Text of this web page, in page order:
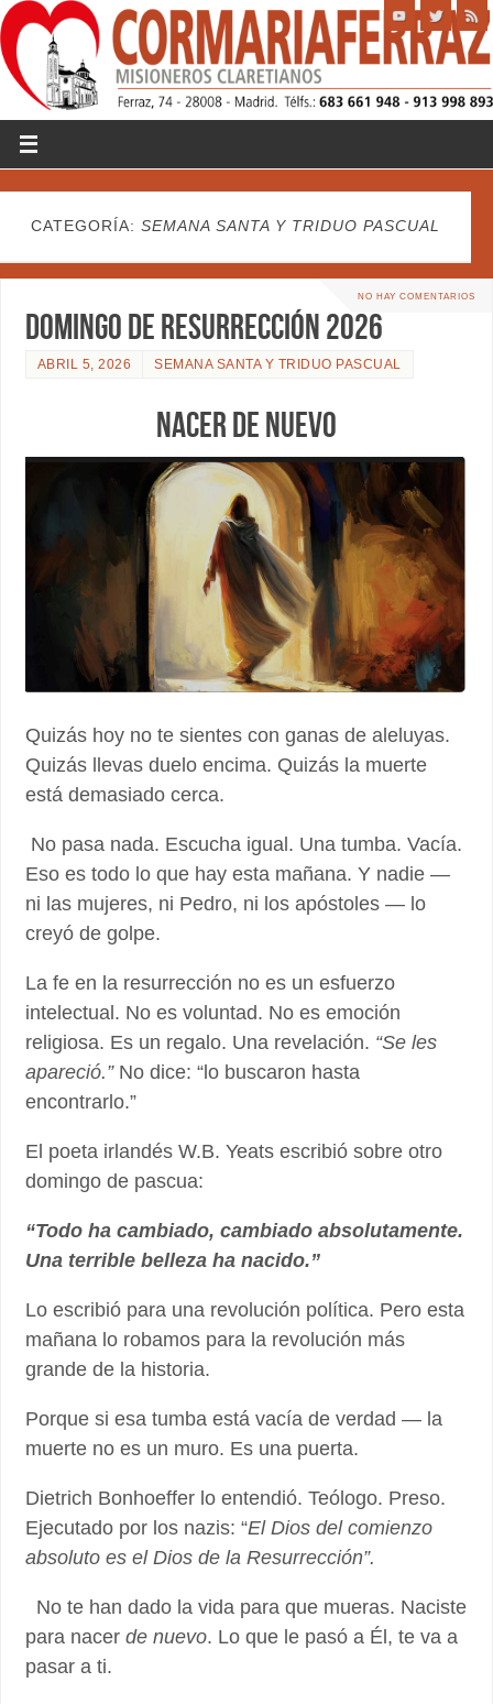
CATEGORÍA: SEMANA SANTA Y TRIDUO PASCUAL
NO HAY COMENTARIOS
DOMINGO DE RESURRECCIÓN 2026
ABRIL 5, 2026 SEMANA SANTA Y TRIDUO PASCUAL
NACER DE NUEVO
Quizás hoy no te sientes con ganas de aleluyas.
Quizás llevas duelo encima. Quizás la muerte
está demasiado cerca.
No pasa nada. Escucha igual. Una tumba. Vacía.
Eso es todo lo que hay esta mañana. Y nadie —
ni las mujeres, ni Pedro, ni los apóstoles — lo
creyó de golpe.
La fe en la resurrección no es un esfuerzo
intelectual. No es voluntad. No es emoción
religiosa. Es un regalo. Una revelación. “Se les
apareció.”No dice: “lo buscaron hasta
encontrarlo.”
El poeta irlandés W.B. Yeats escribió sobre otro
domingo de pascua:
“Todo ha cambiado, cambiado absolutamente.
Una terrible belleza ha nacido.”
Lo escribió para una revolución política. Pero esta
mañana lo robamos para la revolución más
grande de la historia.
Porque si esa tumba está vacía de verdad — la
muerte no es un muro. Es una puerta.
Dietrich Bonhoeffer lo entendió. Teólogo. Preso.
Ejecutado por los nazis: “El Dios del comienzo
absoluto es el Dios de la Resurrección”.
No te han dado la vida para que mueras. Naciste
para nacer de nuevo. Lo que le pasó a Él, te va a
pasar a ti.